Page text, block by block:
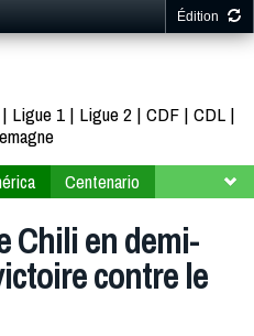
Édition
Ligue 1 Ligue 2 CDF CDL
Centenario
Chili en demi-
contre le